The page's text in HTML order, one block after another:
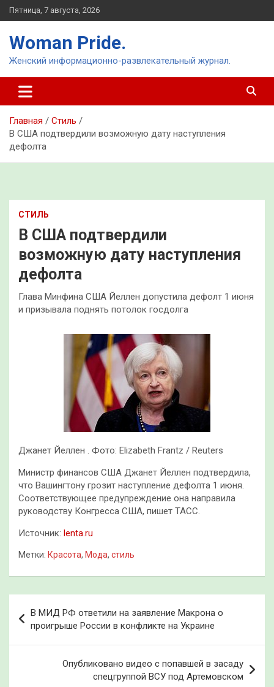
Перейти
к
Пятница, 7 августа, 2026
Woman Pride.
Женский информационно-развлекательный журнал.
Главная
Стиль
В США подтвердили возможную дату наступления
дефолта
СТИЛЬ
В США подтвердили
возможную дату наступления
дефолта
Глава Минфина США Йеллен допустила дефолт 1 июня
и призывала поднять потолок госдолга
Джанет Йеллен . Фото: Elizabeth Frantz / Reuters
Министр финансов США Джанет Йеллен подтвердила,
что Вашингтону грозит наступление дефолта 1 июня.
Соответствующее предупреждение она направила
руководству Конгресса США, пишет ТАСС.
Источник: lenta.ru
Метки: Красота, Мода, стиль
по
записям
В МИД РФ ответили на заявление Макрона о
проигрыше России в конфликте на Украине
Опубликовано видео с попавшей в засаду
спецгруппой ВСУ под Артемовском